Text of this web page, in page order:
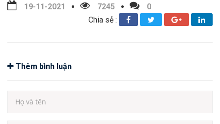
19-11-2021 7245
0
Chia sẻ :
Thêm bình luận